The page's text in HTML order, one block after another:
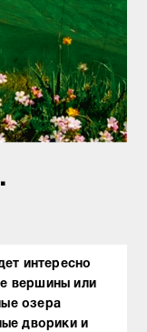
интересно
вершины или
озера
дворики и